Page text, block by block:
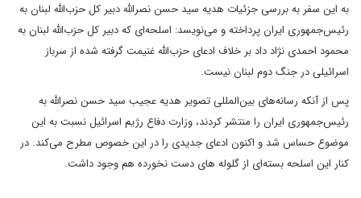
به اين سفر به بررسى جزئيات هديه سيد حسن نصرالله دبير کل حزب‌الله لبنان به
رئيس‌جمهورى ايران پرداخته و مى‌نويسد: اسلحه‌اى که دبير کل حزب‌الله لبنان به
محمود احمدى نژاد داد بر خلاف ادعاى حزب‌الله غنيمت گرفته شده از سرباز
اسرائيلى در جنگ دوم لبنان نيست.
پس از آنکه رسانه‌هاى بين‌المللى تصوير هديه عجيب سيد حسن نصرالله به
رئيس‌جمهورى ايران را منتشر کردند، وزارت دفاع رژيم اسرائيل نسبت به اين
موضوع حساس شد و اکنون ادعاى جديدى را در اين خصوص مطرح مى‌کند. در
کنار اين اسلحه بسته‌اى از گلوله هاى دست نخورده هم وجود داشت.